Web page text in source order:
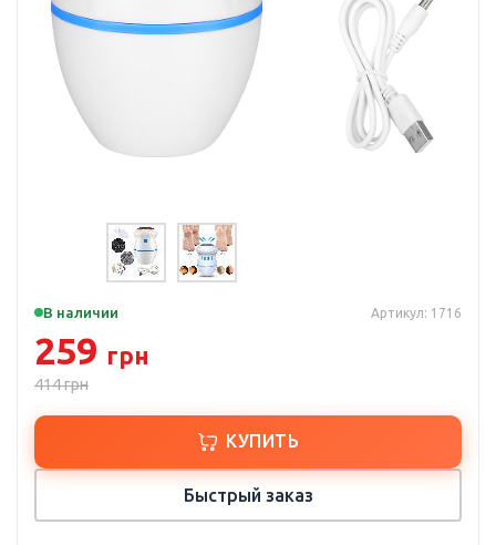
В наличии Артикул: 1716
259 грн
414грн
КУПИТЬ
Быстрый заказ